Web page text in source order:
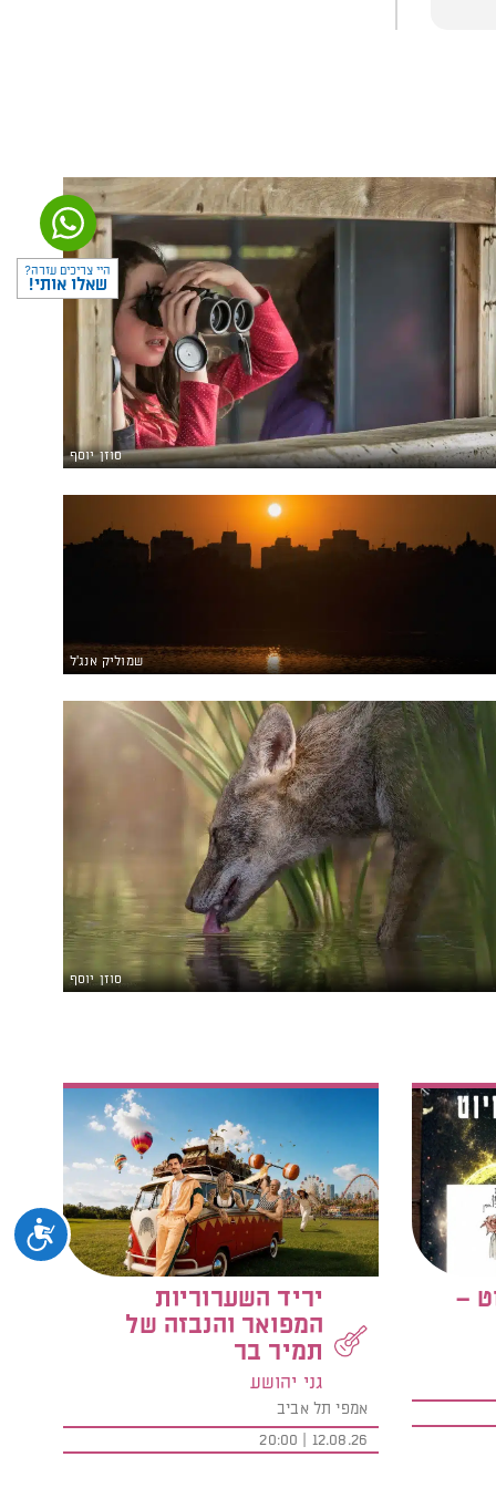
סוזן יוסף
שמוליק אנג'ל
סוזן יוסף
–
יריד השערוריות
המפואר והנבזה של
תמיר בר
גני יהושע
אמפי תל אביב
12.08.26 | 20:00
היי צריכים עזרה?
שאלו אותי!